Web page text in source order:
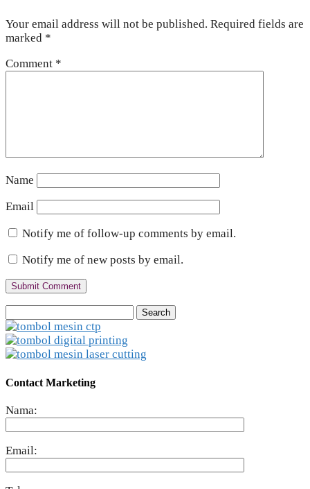
Your email address will not be published. Required fields are
marked *
Comment *
Name
Email
Notify me of follow-up comments by email.
Notify me of new posts by email.
for:
Contact Marketing
Nama:
Email: